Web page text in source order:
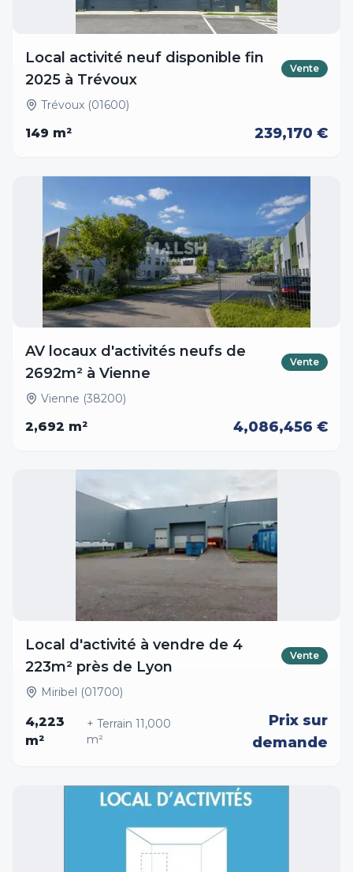
Local activité neuf disponible fin
2025 à Trévoux
Vente
Trévoux (01600)
149 m² 239,170 €
AV locaux d'activités neufs de
2692m² à Vienne
Vente
Vienne (38200)
2,692 m² 4,086,456 €
Local d'activité à vendre de 4
223m² près de Lyon
Vente
Miribel (01700)
4,223
m²
+ Terrain11,000
m²
Prix sur
demande